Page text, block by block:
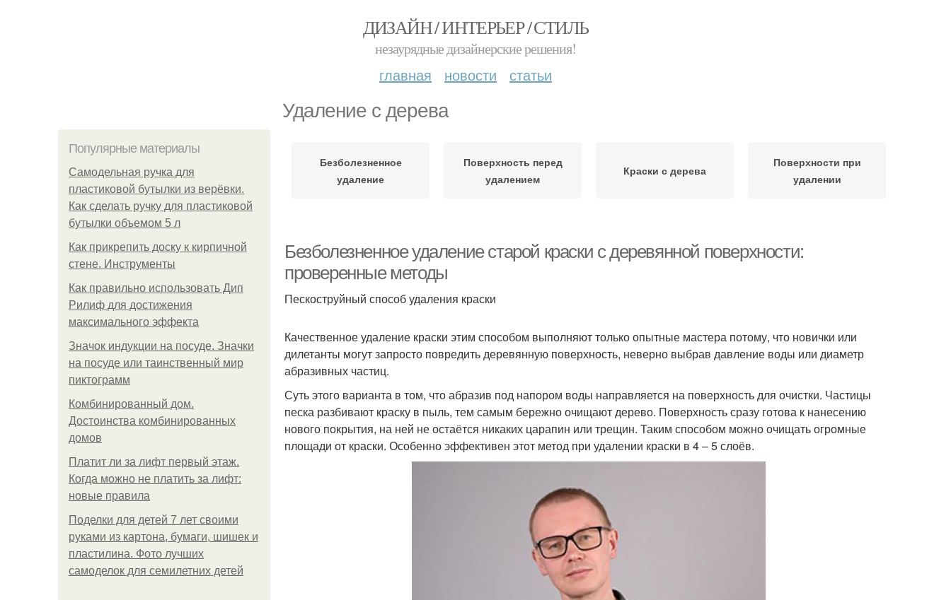
ДИЗАЙН / ИНТЕРЬЕР / СТИЛЬ
незаурядные дизайнерские решения!
главная новости статьи
Удаление с дерева
Популярные материалы
Самодельная ручка для
пластиковой бутылки из верёвки.
Как сделать ручку для пластиковой
бутылки объемом 5 л
Как прикрепить доску к кирпичной
стене. Инструменты
Как правильно использовать Дип
Рилиф для достижения
максимального эффекта
Значок индукции на посуде. Значки
на посуде или таинственный мир
пиктограмм
Комбинированный дом.
Достоинства комбинированных
домов
Платит ли за лифт первый этаж.
Когда можно не платить за лифт:
новые правила
Поделки для детей 7 лет своими
руками из картона, бумаги, шишек и
пластилина. Фото лучших
самоделок для семилетних детей
Безболезненное
удаление
Поверхность перед
удалением
Краски с дерева
Поверхности при
удалении
Безболезненное удаление старой краски с деревянной поверхности:
проверенные методы
Пескоструйный способ удаления краски
Качественное удаление краски этим способом выполняют только опытные мастера потому, что новички или
дилетанты могут запросто повредить деревянную поверхность, неверно выбрав давление воды или диаметр
абразивных частиц.
Суть этого варианта в том, что абразив под напором воды направляется на поверхность для очистки. Частицы
песка разбивают краску в пыль, тем самым бережно очищают дерево. Поверхность сразу готова к нанесению
нового покрытия, на ней не остаётся никаких царапин или трещин. Таким способом можно очищать огромные
площади от краски. Особенно эффективен этот метод при удалении краски в 4 – 5 слоёв.